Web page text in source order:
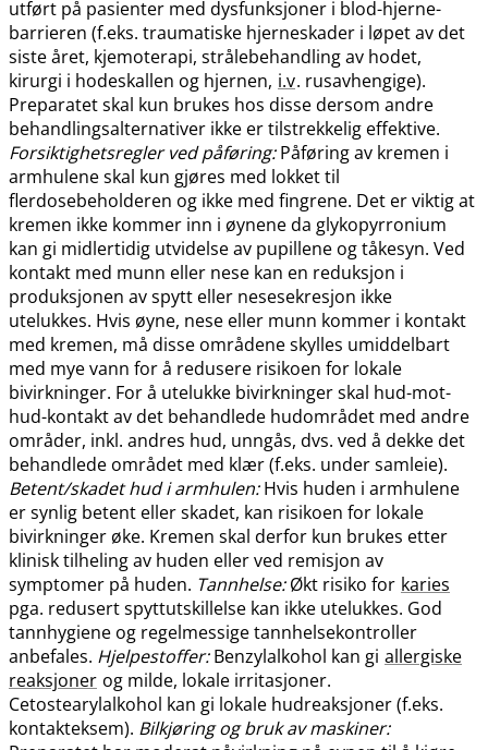
utført på pasienter med dysfunksjoner i blod-hjerne-
barrieren (f.eks. traumatiske hjerneskader i løpet av det
siste året, kjemoterapi, strålebehandling av hodet,
kirurgi i hodeskallen og hjernen, i.v. rusavhengige).
Preparatet skal kun brukes hos disse dersom andre
behandlingsalternativer ikke er tilstrekkelig effektive.
Forsiktighetsregler ved påføring:Påføring av kremen i
armhulene skal kun gjøres med lokket til
flerdosebeholderen og ikke med fingrene. Det er viktig at
kremen ikke kommer inn i øynene da glykopyrronium
kan gi midlertidig utvidelse av pupillene og tåkesyn. Ved
kontakt med munn eller nese kan en reduksjon i
produksjonen av spytt eller nesesekresjon ikke
utelukkes. Hvis øyne, nese eller munn kommer i kontakt
med kremen, må disse områdene skylles umiddelbart
med mye vann for å redusere risikoen for lokale
bivirkninger. For å utelukke bivirkninger skal hud-mot-
hud-kontakt av det behandlede hudområdet med andre
områder, inkl. andres hud, unngås, dvs. ved å dekke det
behandlede området med klær (f.eks. under samleie).
Betent​/​skadet hud i armhulen:Hvis huden i armhulene
er synlig betent eller skadet, kan risikoen for lokale
bivirkninger øke. Kremen skal derfor kun brukes etter
klinisk tilheling av huden eller ved remisjon av
symptomer på huden. Tannhelse:Økt risiko for karies
pga. redusert spyttutskillelse kan ikke utelukkes. God
tannhygiene og regelmessige tannhelsekontroller
anbefales. Hjelpestoffer:Benzylalkohol kan gi allergiske
reaksjoner og milde, lokale irritasjoner.
Cetostearylalkohol kan gi lokale hudreaksjoner (f.eks.
kontakteksem). Bilkjøring og bruk av maskiner: